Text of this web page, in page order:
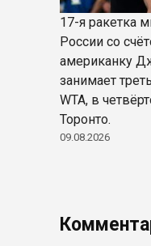
17-я ракетка
России со
американку
занимает
WTA, в
Торонто.
09.08.2026